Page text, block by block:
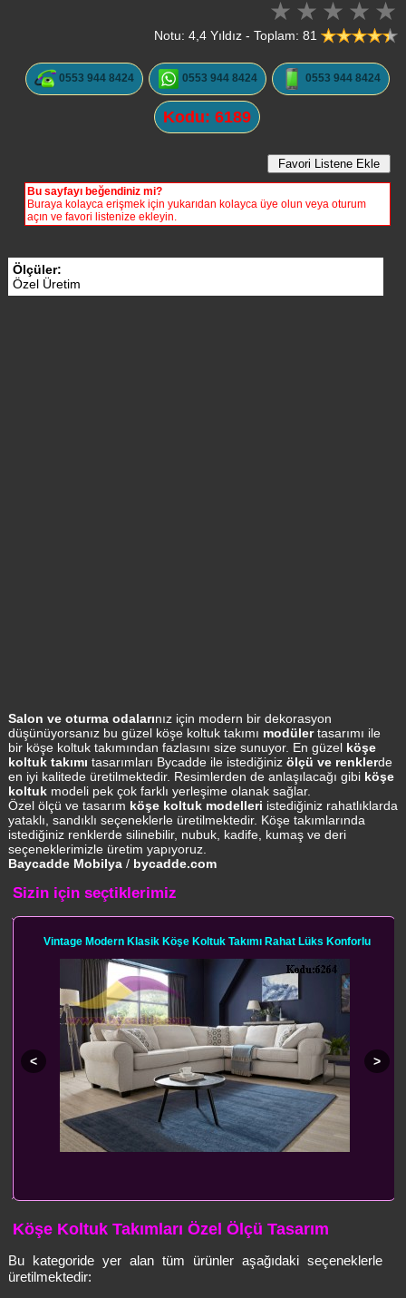
Notu: 4,4 Yıldız - Toplam: 81
0553 944 8424 0553 944 8424 0553 944 8424
Kodu: 6189
Bu sayfayı beğendiniz mi?
Buraya kolayca erişmek için yukarıdan kolayca üye olun veya oturum
açın ve favori listenize ekleyin.
Ölçüler:
Özel Üretim
Salon ve oturma odalarınız için modern bir dekorasyon
düşünüyorsanız bu güzel köşe koltuk takımı modülertasarımı ile
bir köşe koltuk takımından fazlasını size sunuyor. En güzel köşe
koltuk takımı tasarımları Bycadde ile istediğiniz ölçü ve renklerde
en iyi kalitede üretilmektedir. Resimlerden de anlaşılacağı gibi köşe
koltukmodeli pek çok farklı yerleşime olanak sağlar.
Özel ölçü ve tasarım köşe koltuk modelleri istediğiniz rahatlıklarda
yataklı, sandıklı seçeneklerle üretilmektedir. Köşe takımlarında
istediğiniz renklerde silinebilir, nubuk, kadife, kumaş ve deri
seçeneklerimizle üretim yapıyoruz.
Baycadde Mobilya/ bycadde.com
Sizin için seçtiklerimiz
Vintage Modern Klasik Köşe Koltuk Takımı Rahat Lüks Konforlu
Köşe Koltuk Takımları Özel Ölçü Tasarım
Bu kategoride yer alan tüm ürünler aşağıdaki seçeneklerle
üretilmektedir: